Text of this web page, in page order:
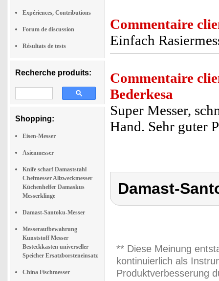
Expériences, Contributions
Forum de discussion
Résultats de tests
Recherche produits:
Shopping:
Eisen-Messer
Asienmesser
Knife scharf Damaststahl
Chefmesser Allzweckmesser
Küchenhelfer Damaskus
Messerklinge
Damast-Santoku-Messer
Messeraufbewahrung
Kunststoff Messer
Besteckkasten universeller
Speicher Ersatzborsteneinsatz
China Fischmesser
Commentaire
Einfach
Commentaire
Bederkesa
Super Messer,
Hand. Sehr guter
Damast-
** Diese Meinung
kontinuierlich als
Produktverbesserung